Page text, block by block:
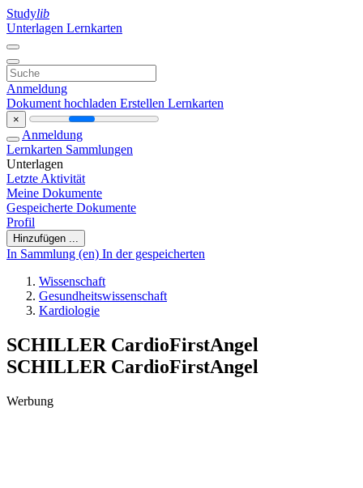
Studylib
Unterlagen Lernkarten
Anmeldung
Dokument hochladen Erstellen Lernkarten
×
Anmeldung
Lernkarten Sammlungen
Unterlagen
Letzte Aktivität
Meine Dokumente
Gespeicherte Dokumente
Profil
Hinzufügen ...
In Sammlung (en) In der gespeicherten
Wissenschaft
Gesundheitswissenschaft
Kardiologie
SCHILLER CardioFirstAngel
SCHILLER CardioFirstAngel
Werbung